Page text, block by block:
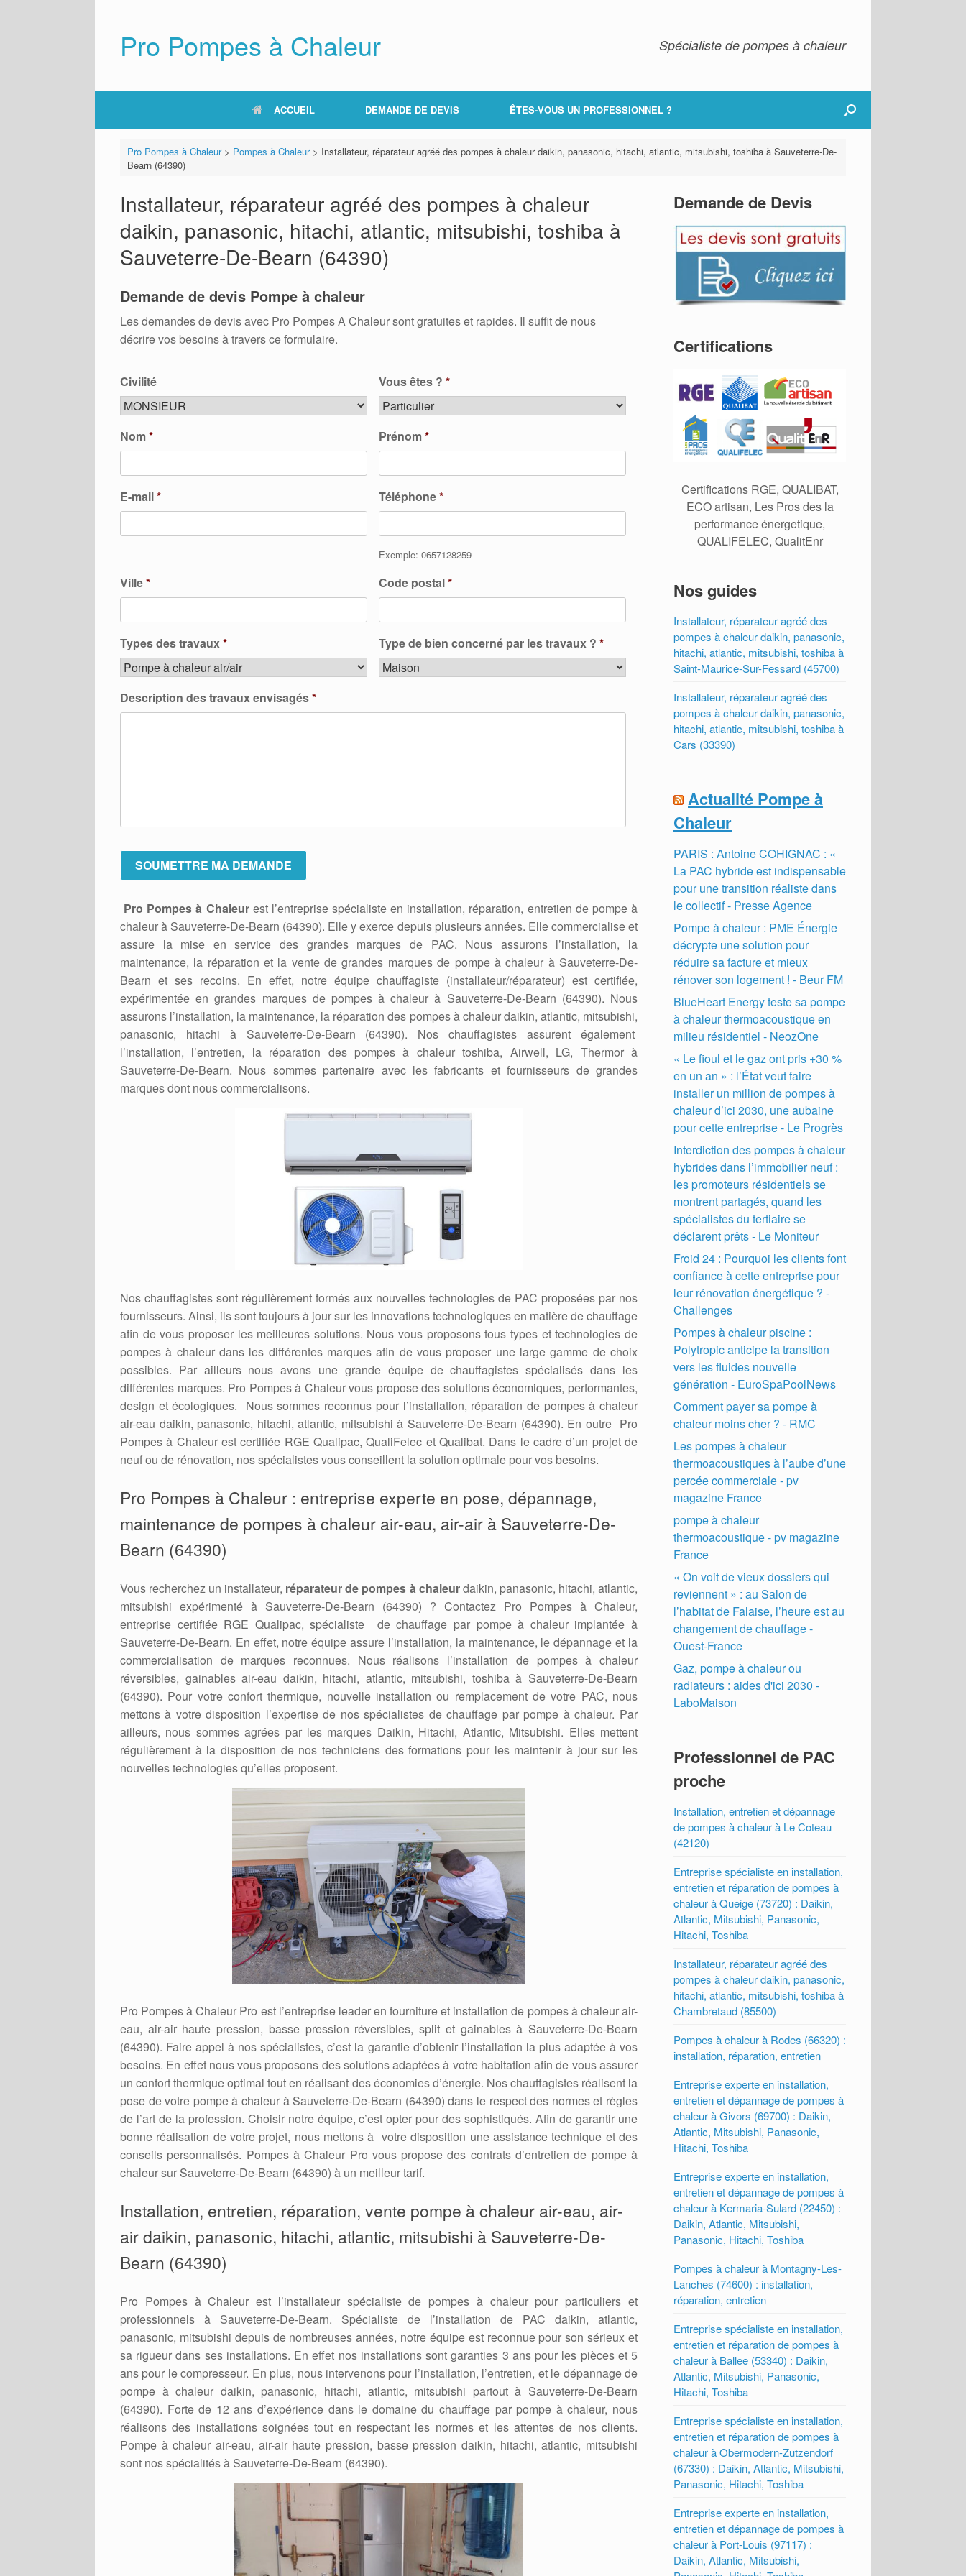
Pro Pompes à Chaleur Spécialiste de pompes à chaleur
ACCUEIL DEMANDE DE DEVIS ÊTES-VOUS UN PROFESSIONNEL ?
Pro Pompes à Chaleur> Pompes à Chaleur> Installateur, réparateur agréé des pompes à chaleur daikin, panasonic, hitachi, atlantic, mitsubishi, toshiba à Sauveterre-De-
Bearn (64390)
Installateur, réparateur agréé des pompes à chaleur
daikin, panasonic, hitachi, atlantic, mitsubishi, toshiba à
Sauveterre-De-Bearn (64390)
Demande de devis Pompe à chaleur
Les demandes de devis avec Pro Pompes A Chaleur sont gratuites et rapides. Il suffit de nous
décrire vos besoins à travers ce formulaire.
Civilité Vous êtes ? *
Nom* Prénom*
E-mail* Téléphone*
Exemple: 0657128259
Ville* Code postal*
Types des travaux* Type de bien concerné par les travaux ? *
Description des travaux envisagés*
Pro Pompes à Chaleurest l’entreprise spécialiste en installation, réparation, entretien de pompe à
chaleur à Sauveterre-De-Bearn (64390). Elle y exerce depuis plusieurs années. Elle commercialise et
assure la mise en service des grandes marques de PAC. Nous assurons l’installation, la
maintenance, la réparation et la vente de grandes marques de pompe à chaleur à Sauveterre-De-
Bearn et ses recoins. En effet, notre équipe chauffagiste (installateur/réparateur) est certifiée,
expérimentée en grandes marques de pompes à chaleur à Sauveterre-De-Bearn (64390). Nous
assurons l’installation, la maintenance, la réparation des pompes à chaleur daikin, atlantic, mitsubishi,
panasonic, hitachi à Sauveterre-De-Bearn (64390). Nos chauffagistes assurent également
l’installation, l’entretien, la réparation des pompes à chaleur toshiba, Airwell, LG, Thermor à
Sauveterre-De-Bearn. Nous sommes partenaire avec les fabricants et fournisseurs de grandes
marques dont nous commercialisons.
Nos chauffagistes sont régulièrement formés aux nouvelles technologies de PAC proposées par nos
fournisseurs. Ainsi, ils sont toujours à jour sur les innovations technologiques en matière de chauffage
afin de vous proposer les meilleures solutions. Nous vous proposons tous types et technologies de
pompes à chaleur dans les différentes marques afin de vous proposer une large gamme de choix
possibles. Par ailleurs nous avons une grande équipe de chauffagistes spécialisés dans les
différentes marques. Pro Pompes à Chaleur vous propose des solutions économiques, performantes,
design et écologiques. Nous sommes reconnus pour l’installation, réparation de pompes à chaleur
air-eau daikin, panasonic, hitachi, atlantic, mitsubishi à Sauveterre-De-Bearn (64390). En outre Pro
Pompes à Chaleur est certifiée RGE Qualipac, QualiFelec et Qualibat. Dans le cadre d’un projet de
neuf ou de rénovation, nos spécialistes vous conseillent la solution optimale pour vos besoins.
Pro Pompes à Chaleur : entreprise experte en pose, dépannage,
maintenance de pompes à chaleur air-eau, air-air à Sauveterre-De-
Bearn (64390)
Vous recherchez un installateur, réparateur de pompes à chaleurdaikin, panasonic, hitachi, atlantic,
mitsubishi expérimenté à Sauveterre-De-Bearn (64390) ? Contactez Pro Pompes à Chaleur,
entreprise certifiée RGE Qualipac, spécialiste de chauffage par pompe à chaleur implantée à
Sauveterre-De-Bearn. En effet, notre équipe assure l’installation, la maintenance, le dépannage et la
commercialisation de marques reconnues. Nous réalisons l’installation de pompes à chaleur
réversibles, gainables air-eau daikin, hitachi, atlantic, mitsubishi, toshiba à Sauveterre-De-Bearn
(64390). Pour votre confort thermique, nouvelle installation ou remplacement de votre PAC, nous
mettons à votre disposition l’expertise de nos spécialistes de chauffage par pompe à chaleur. Par
ailleurs, nous sommes agrées par les marques Daikin, Hitachi, Atlantic, Mitsubishi. Elles mettent
régulièrement à la disposition de nos techniciens des formations pour les maintenir à jour sur les
nouvelles technologies qu’elles proposent.
Pro Pompes à Chaleur Pro est l’entreprise leader en fourniture et installation de pompes à chaleur air-
eau, air-air haute pression, basse pression réversibles, split et gainables à Sauveterre-De-Bearn
(64390). Faire appel à nos spécialistes, c’est la garantie d’obtenir l’installation la plus adaptée à vos
besoins. En effet nous vous proposons des solutions adaptées à votre habitation afin de vous assurer
un confort thermique optimal tout en réalisant des économies d’énergie. Nos chauffagistes réalisent la
pose de votre pompe à chaleur à Sauveterre-De-Bearn (64390) dans le respect des normes et règles
de l’art de la profession. Choisir notre équipe, c’est opter pour des sophistiqués. Afin de garantir une
bonne réalisation de votre projet, nous mettons à votre disposition une assistance technique et des
conseils personnalisés. Pompes à Chaleur Pro vous propose des contrats d’entretien de pompe à
chaleur sur Sauveterre-De-Bearn (64390) à un meilleur tarif.
Installation, entretien, réparation, vente pompe à chaleur air-eau, air-
air daikin, panasonic, hitachi, atlantic, mitsubishi à Sauveterre-De-
Bearn (64390)
Pro Pompes à Chaleur est l’installateur spécialiste de pompes à chaleur pour particuliers et
professionnels à Sauveterre-De-Bearn. Spécialiste de l’installation de PAC daikin, atlantic,
panasonic, mitsubishi depuis de nombreuses années, notre équipe est reconnue pour son sérieux et
sa rigueur dans ses installations. En effet nos installations sont garanties 3 ans pour les pièces et 5
ans pour le compresseur. En plus, nous intervenons pour l’installation, l’entretien, et le dépannage de
pompe à chaleur daikin, panasonic, hitachi, atlantic, mitsubishi partout à Sauveterre-De-Bearn
(64390). Forte de 12 ans d’expérience dans le domaine du chauffage par pompe à chaleur, nous
réalisons des installations soignées tout en respectant les normes et les attentes de nos clients.
Pompe à chaleur air-eau, air-air haute pression, basse pression daikin, hitachi, atlantic, mitsubishi
sont nos spécialités à Sauveterre-De-Bearn (64390).
Demande de Devis
Certifications
Certifications RGE, QUALIBAT,
ECO artisan, Les Pros des la
performance énergetique,
QUALIFELEC, QualitEnr
Nos guides
Installateur, réparateur agréé des
pompes à chaleur daikin, panasonic,
hitachi, atlantic, mitsubishi, toshiba à
Saint-Maurice-Sur-Fessard (45700)
Installateur, réparateur agréé des
pompes à chaleur daikin, panasonic,
hitachi, atlantic, mitsubishi, toshiba à
Cars (33390)
Actualité Pompe à
Chaleur
PARIS : Antoine COHIGNAC : «
La PAC hybride est indispensable
pour une transition réaliste dans
le collectif - Presse Agence
Pompe à chaleur : PME Énergie
décrypte une solution pour
réduire sa facture et mieux
rénover son logement ! - Beur FM
BlueHeart Energy teste sa pompe
à chaleur thermoacoustique en
milieu résidentiel - NeozOne
« Le fioul et le gaz ont pris +30 %
en un an » : l’État veut faire
installer un million de pompes à
chaleur d’ici 2030, une aubaine
pour cette entreprise - Le Progrès
Interdiction des pompes à chaleur
hybrides dans l’immobilier neuf :
les promoteurs résidentiels se
montrent partagés, quand les
spécialistes du tertiaire se
déclarent prêts - Le Moniteur
Froid 24 : Pourquoi les clients font
confiance à cette entreprise pour
leur rénovation énergétique ? -
Challenges
Pompes à chaleur piscine :
Polytropic anticipe la transition
vers les fluides nouvelle
génération - EuroSpaPoolNews
Comment payer sa pompe à
chaleur moins cher ? - RMC
Les pompes à chaleur
thermoacoustiques à l’aube d’une
percée commerciale - pv
magazine France
pompe à chaleur
thermoacoustique - pv magazine
France
« On voit de vieux dossiers qui
reviennent » : au Salon de
l’habitat de Falaise, l’heure est au
changement de chauffage -
Ouest-France
Gaz, pompe à chaleur ou
radiateurs : aides d'ici 2030 -
LaboMaison
Professionnel de PAC
proche
Installation, entretien et dépannage
de pompes à chaleur à Le Coteau
(42120)
Entreprise spécialiste en installation,
entretien et réparation de pompes à
chaleur à Queige (73720) : Daikin,
Atlantic, Mitsubishi, Panasonic,
Hitachi, Toshiba
Installateur, réparateur agréé des
pompes à chaleur daikin, panasonic,
hitachi, atlantic, mitsubishi, toshiba à
Chambretaud (85500)
Pompes à chaleur à Rodes (66320) :
installation, réparation, entretien
Entreprise experte en installation,
entretien et dépannage de pompes à
chaleur à Givors (69700) : Daikin,
Atlantic, Mitsubishi, Panasonic,
Hitachi, Toshiba
Entreprise experte en installation,
entretien et dépannage de pompes à
chaleur à Kermaria-Sulard (22450) :
Daikin, Atlantic, Mitsubishi,
Panasonic, Hitachi, Toshiba
Pompes à chaleur à Montagny-Les-
Lanches (74600) : installation,
réparation, entretien
Entreprise spécialiste en installation,
entretien et réparation de pompes à
chaleur à Ballee (53340) : Daikin,
Atlantic, Mitsubishi, Panasonic,
Hitachi, Toshiba
Entreprise spécialiste en installation,
entretien et réparation de pompes à
chaleur à Obermodern-Zutzendorf
(67330) : Daikin, Atlantic, Mitsubishi,
Panasonic, Hitachi, Toshiba
Entreprise experte en installation,
entretien et dépannage de pompes à
chaleur à Port-Louis (97117) :
Daikin, Atlantic, Mitsubishi,